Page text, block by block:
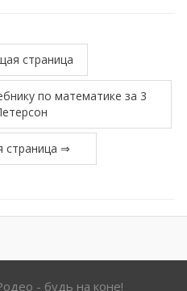
страница
по математике за 3
страница ⇒
- будь на коне!